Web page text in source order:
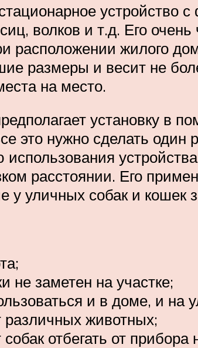
устройство
волков и т.д. Его
расположении жилого
размеры и весит не
на место.
установку в
это нужно сделать
использования
расстоянии. Его
у уличных собак и кошек
не заметен на участке;
и в доме, и на
различных животных;
собак отбегать от